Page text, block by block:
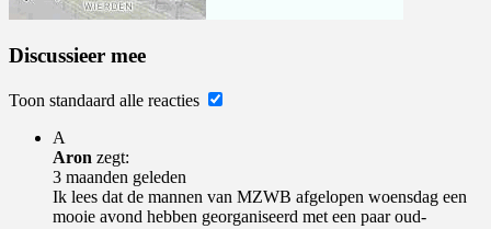
Discussieer mee
Toon standaard alle reacties
A
Aron zegt:
3 maanden geleden
Ik lees dat de mannen van MZWB afgelopen woensdag een
mooie avond hebben georganiseerd met een paar oud-